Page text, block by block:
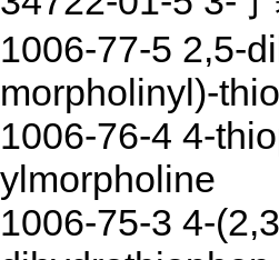
1006-77-5 2,5-
morpholinyl)-
1006-76-4 4-
ylmorpholine
1006-75-3 4-